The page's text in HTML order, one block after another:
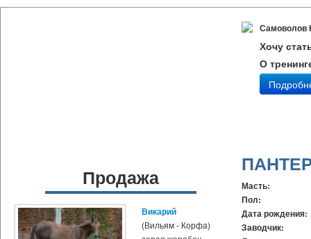
Самоволов
Хочу
О
Продажа
Викарий
(Вильям - Корфа)
Масть:
Пол:
Дата рождения:
Заводчик: